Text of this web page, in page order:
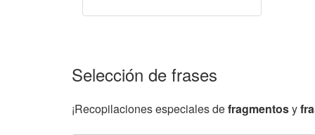
Selección de frases
¡Recopilaciones especiales defragmentosy